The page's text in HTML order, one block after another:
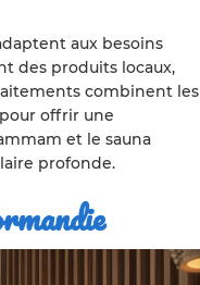
aux besoins
des produits locaux,
combinent les
offrir une
et le sauna
profonde.